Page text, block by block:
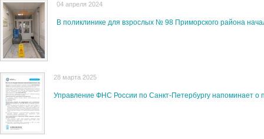
04 апреля 2024
В поликлинике для взрослых № 98 Приморского района
28 марта 2025
Управление ФНС России по Санкт-Петербургу напоминает о